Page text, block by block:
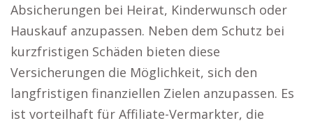
Absicherungen bei Heirat, Kinderwunsch oder
Hauskauf anzupassen. Neben dem Schutz bei
kurzfristigen Schäden bieten diese
Versicherungen die Möglichkeit, sich den
langfristigen finanziellen Zielen anzupassen. Es
ist vorteilhaft für Affiliate-Vermarkter, die